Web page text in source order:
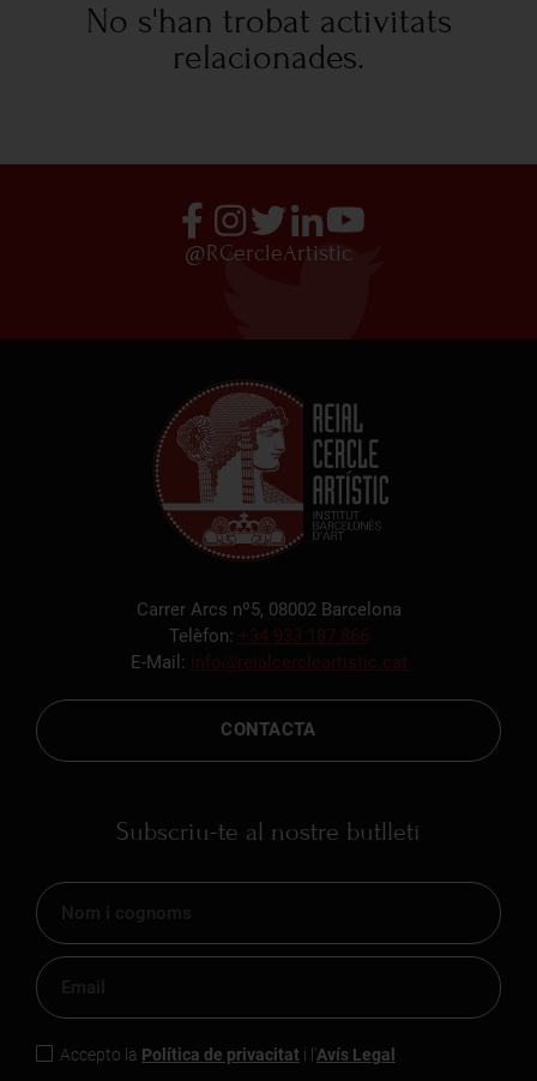
No s'han trobat activitats
relacionades.
@RCercleArtistic
Carrer Arcs nº5, 08002 Barcelona
Telèfon: +34 933 187 866
E-Mail: info@reialcercleartistic.cat
CONTACTA
Subscriu-te al nostre butlletí
Accepto la Política de privacitat i l'Avís Legal